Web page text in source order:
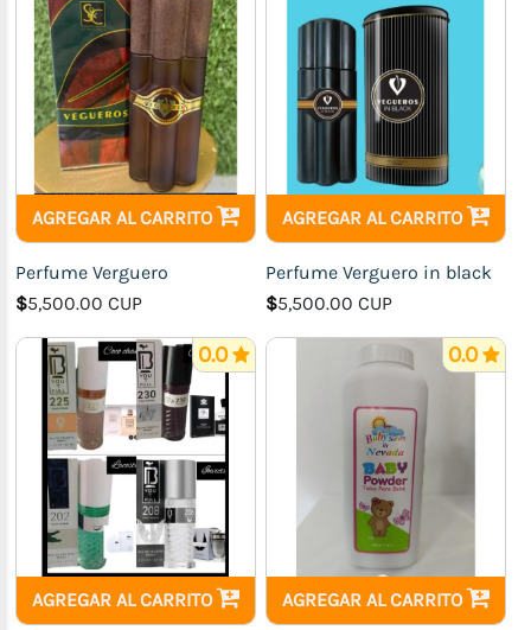
AGREGAR AL CARRITO
Perfume Verguero
$5,500.00 CUP
AGREGAR AL CARRITO
Perfume Verguero in black
$5,500.00 CUP
AGREGAR AL CARRITO
0.0
AGREGAR AL CARRITO
0.0